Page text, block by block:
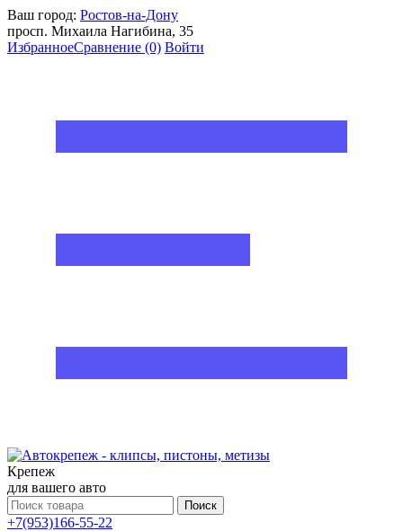
Ваш город: Ростов-на-Дону
просп. Михаила Нагибина, 35
ИзбранноеСравнение (0) Войти
Крепеж
для вашего авто
Поиск
+7(953)166-55-22